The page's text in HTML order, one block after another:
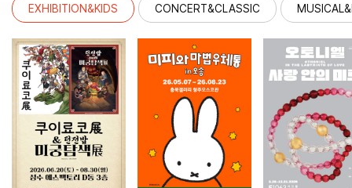
EXHIBITION&KIDS CONCERT&CLASSIC